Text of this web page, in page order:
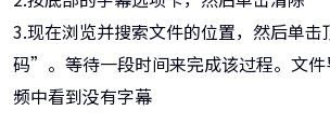
3.现在浏览并搜索文件的位置，然后单
码”。等待一段时间来完成该过程。文
频中看到没有字幕